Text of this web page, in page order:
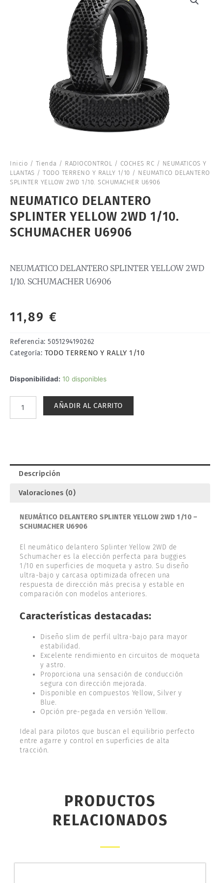
Inicio / Tienda / RADIOCONTROL / COCHES RC / NEUMATICOS Y
LLANTAS / TODO TERRENO Y RALLY 1/10 / NEUMATICO DELANTERO
SPLINTER YELLOW 2WD 1/10. SCHUMACHER U6906
NEUMATICO DELANTERO
SPLINTER YELLOW 2WD 1/10.
SCHUMACHER U6906
NEUMATICO DELANTERO SPLINTER YELLOW 2WD
1/10. SCHUMACHER U6906
11,89 €
Referencia: 5051294190262
Categoría: TODO TERRENO Y RALLY 1/10
Disponibilidad: 10 disponibles
NEUMATICO
YELLOW
cantidad
AÑADIR AL CARRITO
Descripción
Valoraciones (0)
NEUMÁTICO DELANTERO SPLINTER YELLOW 2WD 1/10 –
SCHUMACHER U6906
El neumático delantero Splinter Yellow 2WD de
Schumacher es la elección perfecta para buggies
1/10 en superficies de moqueta y astro. Su diseño
ultra-bajo y carcasa optimizada ofrecen una
respuesta de dirección más precisa y estable en
comparación con modelos anteriores.
Características destacadas:
Diseño slim de perfil ultra-bajo para mayor
estabilidad.
Excelente rendimiento en circuitos de moqueta
y astro.
Proporciona una sensación de conducción
segura con dirección mejorada.
Disponible en compuestos Yellow, Silver y
Blue.
Opción pre-pegada en versión Yellow.
Ideal para pilotos que buscan el equilibrio perfecto
entre agarre y control en superficies de alta
tracción.
PRODUCTOS
RELACIONADOS